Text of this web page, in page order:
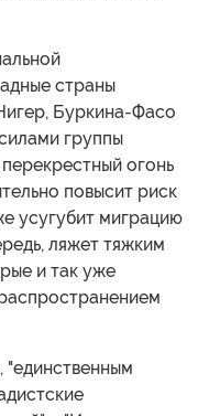
страны
Буркина-Фасо
группы
огонь
повысит риск
усугубит миграцию
ляжет тяжким
и так уже